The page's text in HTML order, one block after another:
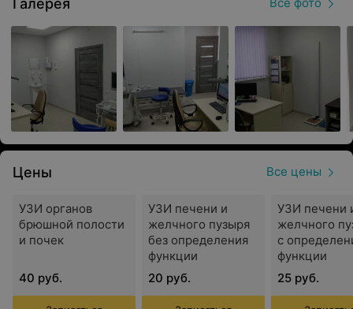
Для того чтобы диагностика была информативной,
в медицинском центре используется
оборудование экспертного класса, произведенное
зарекомендовавшими себя компаниями. В штате
трудятся врачи с высокой квалификацией и опытом
в проведении исследований. Обучение является
обязательным для каждого специалиста и
помогает ему узнавать новые тенденции и
Услуги медицинского центраMiromed (Миромед):
УЗИ
Галерея
Цены Все цены
УЗИ органов
брюшной полости
и почек
40 руб.
УЗИ печени и
желчного пузыря
без определения
функции
20 руб.
УЗИ печени
желчного
с
функции
25 руб.